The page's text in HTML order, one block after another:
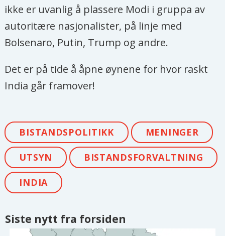
ikke er uvanlig å plassere Modi i gruppa av
autoritære nasjonalister, på linje med
Bolsenaro, Putin, Trump og andre.
Det er på tide å åpne øynene for hvor raskt
India går framover!
BISTANDSPOLITIKK MENINGER
UTSYN BISTANDSFORVALTNING
INDIA
Siste nytt fra forsiden